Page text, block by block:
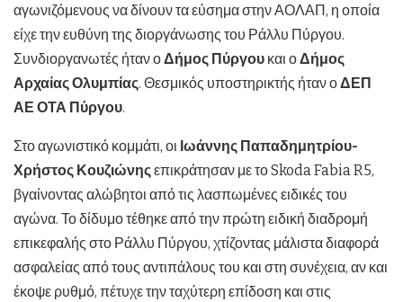
αγωνιζόμενους να δίνουν τα εύσημα στην ΑΟΛΑΠ, η οποία
είχε την ευθύνη της διοργάνωσης του Ράλλυ Πύργου.
Συνδιοργανωτές ήταν οΔήμος Πύργου και οΔήμος
Αρχαίας Ολυμπίας. Θεσμικός υποστηρικτής ήταν οΔΕΠ
ΑΕ ΟΤΑ Πύργου.
Στο αγωνιστικό κομμάτι, οι Ιωάννης Παπαδημητρίου-
Χρήστος Κουζιώνηςεπικράτησαν με το Skoda Fabia R5,
βγαίνοντας αλώβητοι από τις λασπωμένες ειδικές του
αγώνα. Το δίδυμο τέθηκε από την πρώτη ειδική διαδρομή
επικεφαλής στο Ράλλυ Πύργου, χτίζοντας μάλιστα διαφορά
ασφαλείας από τους αντιπάλους του και στη συνέχεια, αν και
έκοψε ρυθμό, πέτυχε την ταχύτερη επίδοση και στις